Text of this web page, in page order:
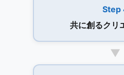
Step
共に創るクリ
▼